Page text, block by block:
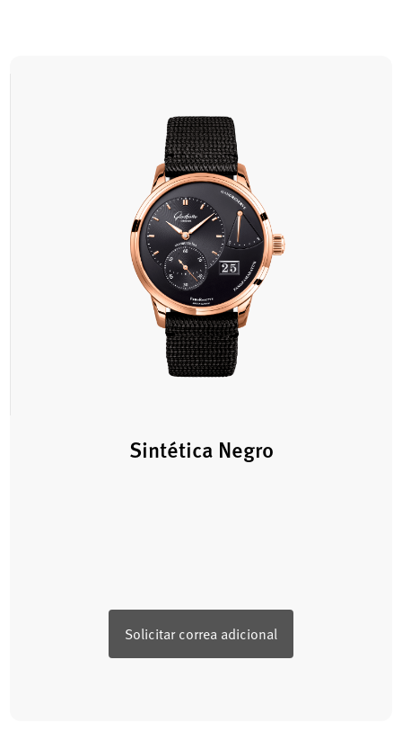
Sintética Negro
Solicitar correa adicional